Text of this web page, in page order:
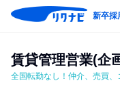
新卒採
賃貸管理営業(企
全国転勤なし！仲介、売買、